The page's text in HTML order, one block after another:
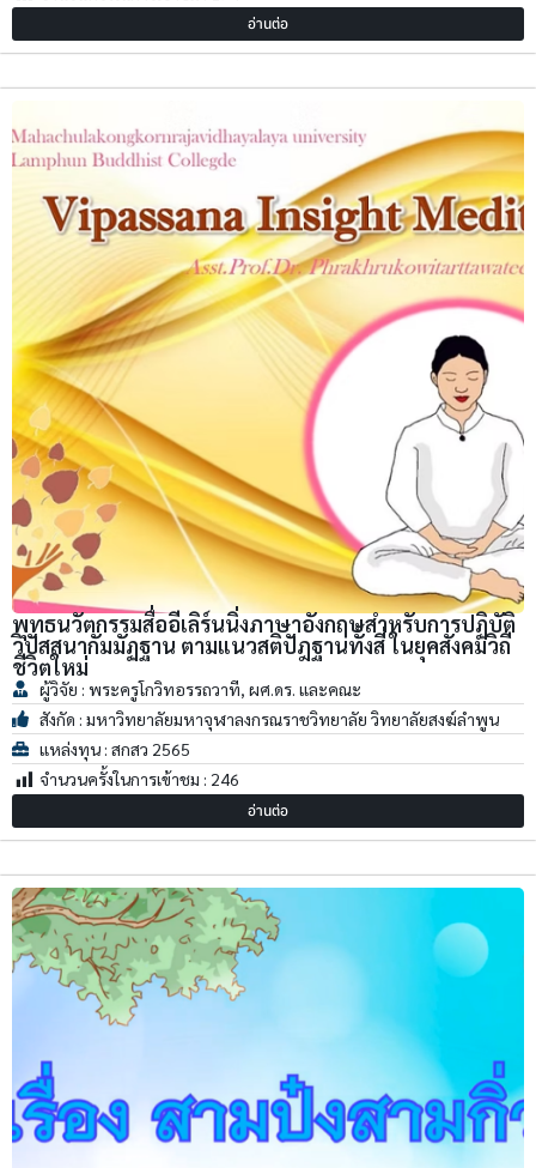
อ่านต่อ
พุทธนวัตกรรมสื่ออีเลิร์นนิ่งภาษาอังกฤษสำหรับการปฏิบัติ
วิปัสสนากัมมัฏฐาน ตามแนวสติปัฎฐานทั้งสี่ ในยุคสังคมวิถี
ชีวิตใหม่
ผู้วิจัย : พระครูโกวิทอรรถวาที, ผศ.ดร. และคณะ
สังกัด : มหาวิทยาลัยมหาจุฬาลงกรณราชวิทยาลัย วิทยาลัยสงฆ์ลำพูน
แหล่งทุน : สกสว 2565
จำนวนครั้งในการเข้าชม : 246
อ่านต่อ